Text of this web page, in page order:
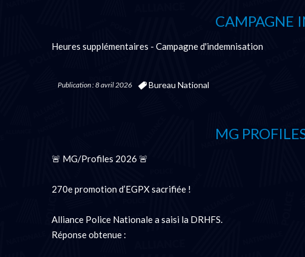
CAMPAGNE
Heures supplémentaires - Campagne d'indemnisation
Publication : 8 avril 2026 Bureau National
MG
🚨 MG/Profiles 2026 🚨
270e promotion d’EGPX sacrifiée !
Alliance Police Nationale a saisi la DRHFS.
Réponse obtenue :